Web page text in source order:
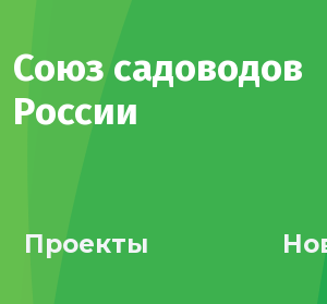
Союз садоводов
России
Проекты